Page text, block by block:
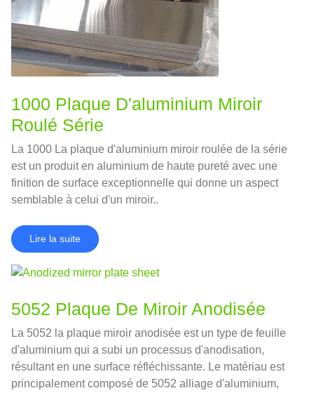
1000 Plaque D'aluminium Miroir
Roulé Série
La 1000 La plaque d'aluminium miroir roulée de la série
est un produit en aluminium de haute pureté avec une
finition de surface exceptionnelle qui donne un aspect
semblable à celui d'un miroir..
Lire la suite
5052 Plaque De Miroir Anodisée
La 5052 la plaque miroir anodisée est un type de feuille
d'aluminium qui a subi un processus d'anodisation,
résultant en une surface réfléchissante. Le matériau est
principalement composé de 5052 alliage d'aluminium,